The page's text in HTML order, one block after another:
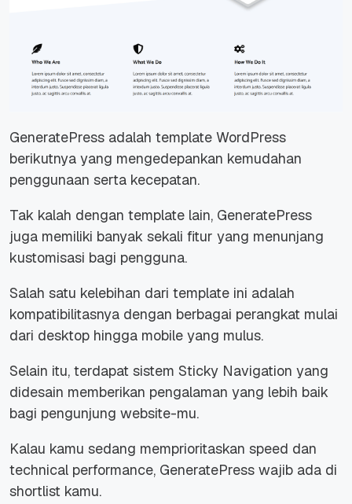
GeneratePress adalah template WordPress
berikutnya yang mengedepankan kemudahan
penggunaan serta kecepatan.
Tak kalah dengan template lain, GeneratePress
juga memiliki banyak sekali fitur yang menunjang
kustomisasi bagi pengguna.
Salah satu kelebihan dari template ini adalah
kompatibilitasnya dengan berbagai perangkat mulai
dari desktop hingga mobile yang mulus.
Selain itu, terdapat sistem Sticky Navigation yang
didesain memberikan pengalaman yang lebih baik
bagi pengunjung website-mu.
Kalau kamu sedang memprioritaskan speed dan
technical performance, GeneratePress wajib ada di
shortlist kamu.